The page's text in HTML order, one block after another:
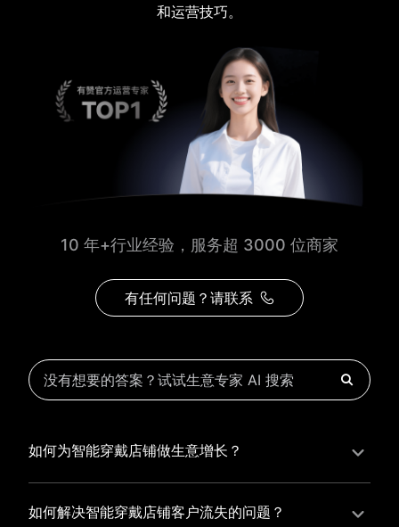
和运营技巧。
10 年+行业经验，服务超 3000 位商家
有任何问题？请联系
如何为智能穿戴店铺做生意增长？
为智能穿戴店铺实现持续生意增长，您可以通过有赞新
零售的一体化解决方案，整合线上线下资源，实现商品
如何解决智能穿戴店铺客户流失的问题？